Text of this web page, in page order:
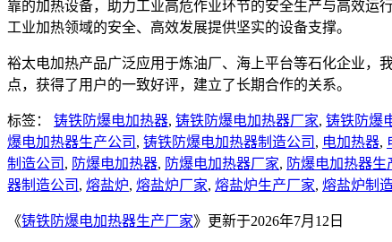
靠的加热设备，助力工业高危作业环节的安全生产与高效运
工业加热领域的安全、高效发展提供坚实的设备支撑。
裕太电加热产品广泛应用于炼油厂、海上平台等石化企业，
点，获得了用户的一致好评，建立了长期合作的关系。
标签： 铸铁防爆电加热器, 铸铁防爆电加热器厂家, 铸铁防爆
爆电加热器生产公司 , 铸铁防爆电加热器制造公司 , 电加热器,
制造公司 , 防爆电加热器, 防爆电加热器厂家, 防爆电加热器生
器制造公司 , 熔盐炉, 熔盐炉厂家, 熔盐炉生产厂家, 熔盐炉制
《铸铁防爆电加热器生产厂家》更新于2026年7月12日